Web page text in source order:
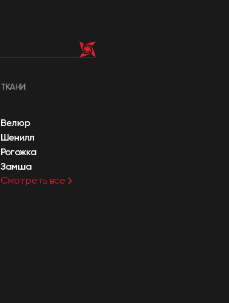
ТКАНИ
Велюр
Шенилл
Рогожка
Замша
Смотреть все